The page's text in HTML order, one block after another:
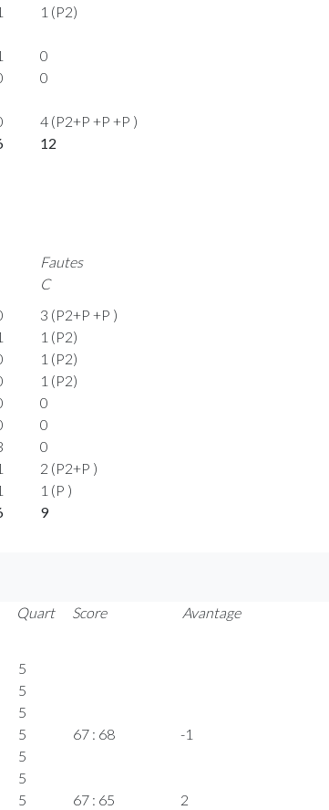
1 (P2)
0
0
4 (P2+P +P +P )
12
Fautes
C
3 (P2+P +P )
1 (P2)
1 (P2)
1 (P2)
0
0
0
2 (P2+P )
1 (P )
9
Quart Score
Avantage
5
5
5
5 67 : 68
-1
5
5
5 67 : 65
2